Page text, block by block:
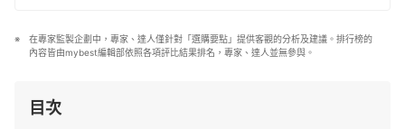
在專家監製企劃中，專家、達人僅針對「選購要點」提供客觀的分析及建議。排行榜的
內容皆由mybest編輯部依照各項評比結果排名，專家、達人並無參與。
目次